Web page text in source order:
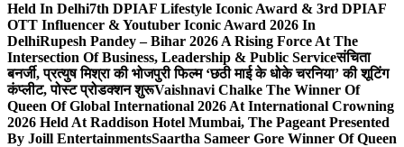
Held In Delhi7th DPIAF Lifestyle Iconic Award & 3rd DPIAF
OTT Influencer & Youtuber Iconic Award 2026 In
DelhiRupesh Pandey – Bihar 2026 A Rising Force At The
Intersection Of Business, Leadership & Public Serviceसंचिता
बनर्जी, प्रत्युष मिश्रा की भोजपुरी फिल्म ‘छठी माई के धोके चरनिया’ की शूटिंग
कंप्लीट, पोस्ट प्रोडक्शन शुरूVaishnavi Chalke The Winner Of
Queen Of Global International 2026 At International Crowning
2026 Held At Raddison Hotel Mumbai, The Pageant Presented
By Joill EntertainmentsSaartha Sameer Gore Winner Of Queen